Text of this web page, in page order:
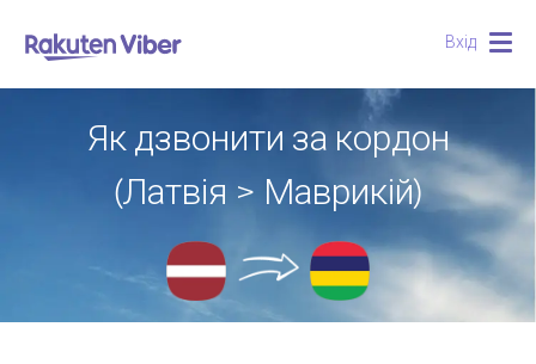
Вхід
Як дзвонити за кордон
(Латвія > Маврикій)